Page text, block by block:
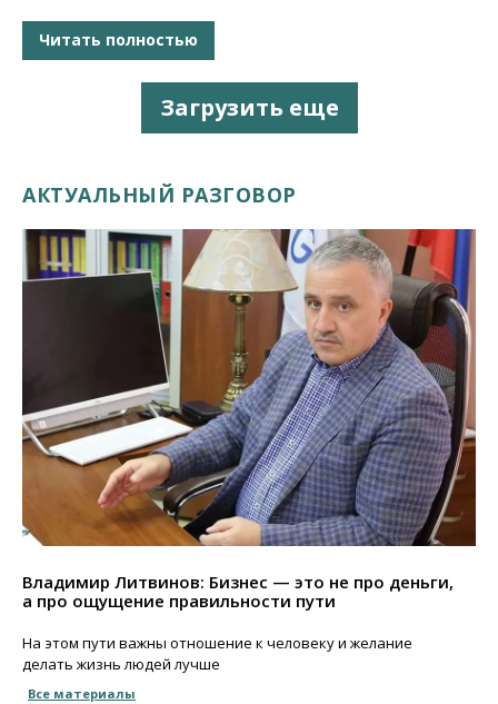
Читать полностью
Загрузить еще
АКТУАЛЬНЫЙ РАЗГОВОР
Владимир Литвинов: Бизнес — это не про деньги,
а про ощущение правильности пути
На этом пути важны отношение к человеку и желание
делать жизнь людей лучше
Все материалы